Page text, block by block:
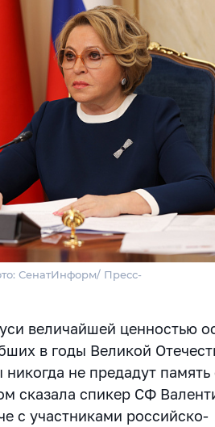
СенатИнформ/ Пресс-
величайшей ценностью
в годы Великой
не предадут память
сказала спикер СФ
с участниками российско-